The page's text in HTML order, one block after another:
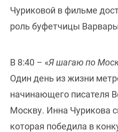
Чуриковой в фильме
роль буфетчицы
В 8:40 – «Я шагаю по
Один день из жизни
начинающего писателя
Москву. Инна Чурикова
которая победила в